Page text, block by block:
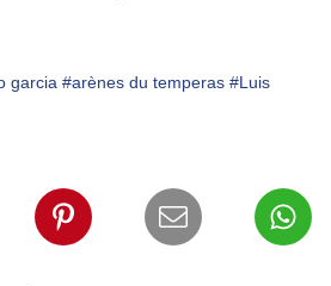
garcia #arènes du temperas #Luis